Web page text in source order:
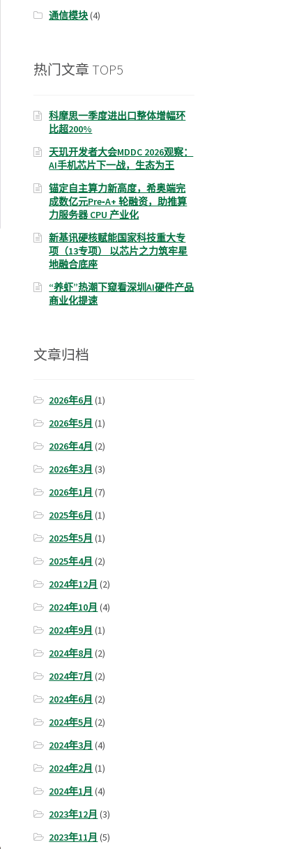
通信模块(4)
热门文章 TOP5
科摩思一季度进出口整体增幅环
比超200%
天玑开发者大会MDDC 2026观察：
AI手机芯片下一战，生态为王
锚定自主算力新高度，希奥端完
成数亿元Pre‑A+ 轮融资，助推算
力服务器 CPU 产业化
新基讯硬核赋能国家科技重大专
项（13专项） 以芯片之力筑牢星
地融合底座
“养虾”热潮下窥看深圳AI硬件产品
商业化提速
文章归档
2026年6月 (1)
2026年5月 (1)
2026年4月 (2)
2026年3月 (3)
2026年1月 (7)
2025年6月 (1)
2025年5月 (1)
2025年4月 (2)
2024年12月 (2)
2024年10月 (4)
2024年9月 (1)
2024年8月 (2)
2024年7月 (2)
2024年6月 (2)
2024年5月 (2)
2024年3月 (4)
2024年2月 (1)
2024年1月 (4)
2023年12月 (3)
2023年11月 (5)